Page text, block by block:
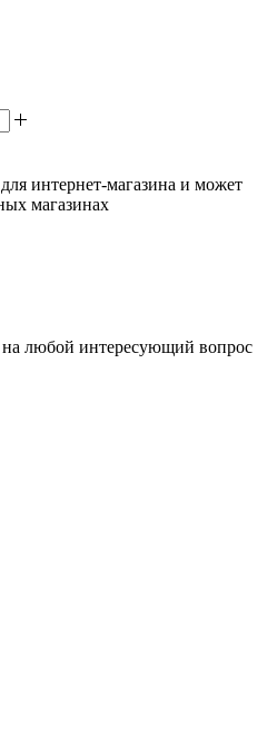
интернет-магазина и может
магазинах
любой интересующий вопрос